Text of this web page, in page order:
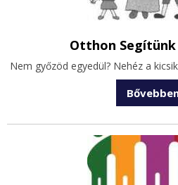
Otthon
Nem győzöd egyedül? Nehéz a